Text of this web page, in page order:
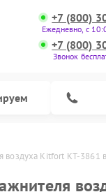
+7 (800)
Ежедневно, с
+7 (800)
Звонок
воздуха Kitfort КТ-3861